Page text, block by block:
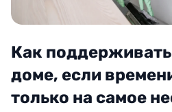
Как поддерживать
доме, если
только на самое